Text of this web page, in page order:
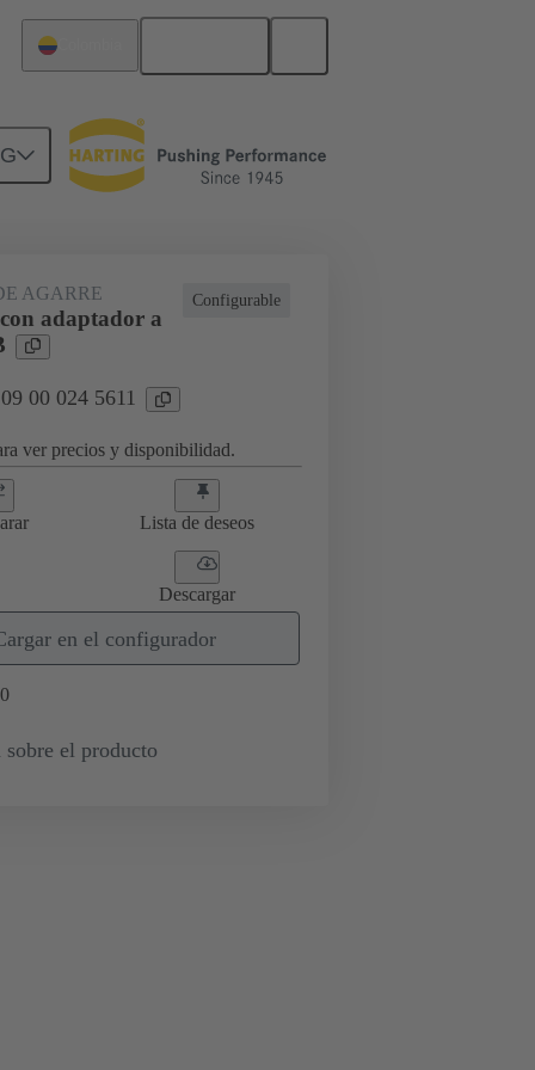
Configurable
AGARRE
adaptador a
00 024 5611
ver precios y disponibilidad.
Lista de deseos
Descargar
en el configurador
0
sobre el producto